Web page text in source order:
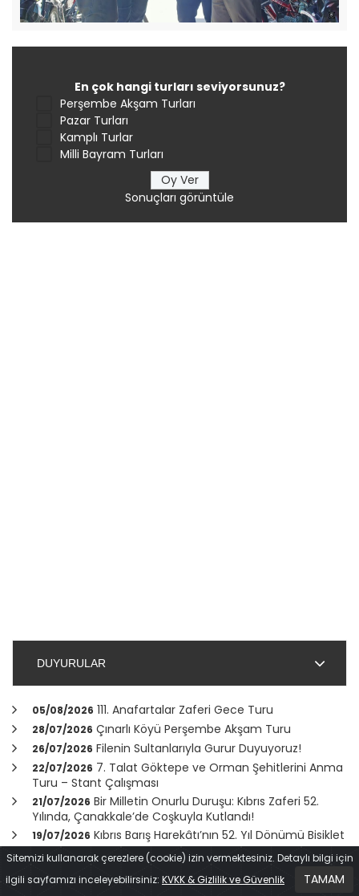
En çok hangi turları seviyorsunuz?
Perşembe Akşam Turları
Pazar Turları
Kamplı Turlar
Milli Bayram Turları
Sonuçları görüntüle
DUYURULAR
05/08/2026 111. Anafartalar Zaferi Gece Turu
28/07/2026 Çınarlı Köyü Perşembe Akşam Turu
26/07/2026 Filenin Sultanlarıyla Gurur Duyuyoruz!
22/07/2026 7. Talat Göktepe ve Orman Şehitlerini Anma
Turu – Stant Çalışması
21/07/2026 Bir Milletin Onurlu Duruşu: Kıbrıs Zaferi 52.
Yılında, Çanakkale’de Coşkuyla Kutlandı!
19/07/2026 Kıbrıs Barış Harekâtı’nın 52. Yıl Dönümü Bisiklet
Turu
TÜM DUYURULAR
Sitemizi kullanarak çerezlere (cookie) izin vermektesiniz. Detaylı bilgi için
ilgili sayfamızı inceleyebilirsiniz: KVKK & Gizlilik ve Güvenlik TAMAM